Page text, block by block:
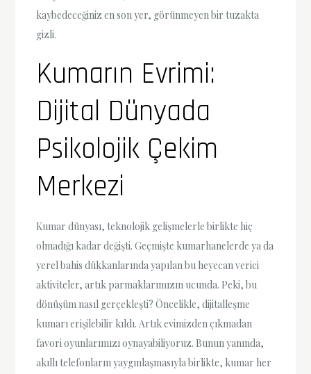
kaybedeceğiniz en son yer, görünmeyen bir tuzakta
gizli.
Kumarın Evrimi:
Dijital Dünyada
Psikolojik Çekim
Merkezi
Kumar dünyası, teknolojik gelişmelerle birlikte hiç
olmadığı kadar değişti. Geçmişte kumarhanelerde ya da
yerel bahis dükkanlarında yapılan bu heyecan verici
aktiviteler, artık parmaklarımızın ucunda. Peki, bu
dönüşüm nasıl gerçekleşti? Öncelikle, dijitalleşme
kumarı erişilebilir kıldı. Artık evimizden çıkmadan
favori oyunlarımızı oynayabiliyoruz. Bunun yanında,
akıllı telefonların yaygınlaşmasıyla birlikte, kumar her